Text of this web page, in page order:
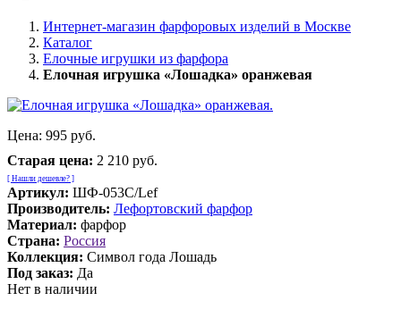
Интернет-магазин фарфоровых изделий в Москве
Каталог
Елочные игрушки из фарфора
Елочная игрушка «Лошадка» оранжевая
Цена: 995 руб.
Старая цена: 2 210 руб.
[ Нашли дешевле? ]
Артикул: ШФ-053С/Lef
Производитель: Лефортовский фарфор
Материал: фарфор
Страна: Россия
Коллекция: Символ года Лошадь
Под заказ: Да
Нет в наличии